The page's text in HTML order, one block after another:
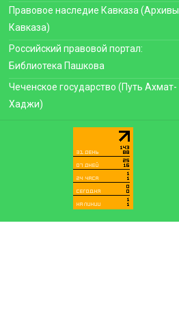
Правовое наследие Кавказа (Архивы
Кавказа)
Российский правовой портал:
Библиотека Пашкова
Чеченское государство (Путь Ахмат-
Хаджи)